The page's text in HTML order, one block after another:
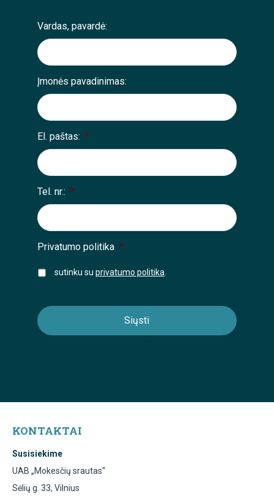
Vardas, pavardė:
Įmonės pavadinimas:
El. paštas: *
Tel. nr.: *
Privatumo politika *
sutinku su privatumo politika
KONTAKTAI
Susisiekime
UAB „Mokesčių srautas“
Sėlių g. 33, Vilnius